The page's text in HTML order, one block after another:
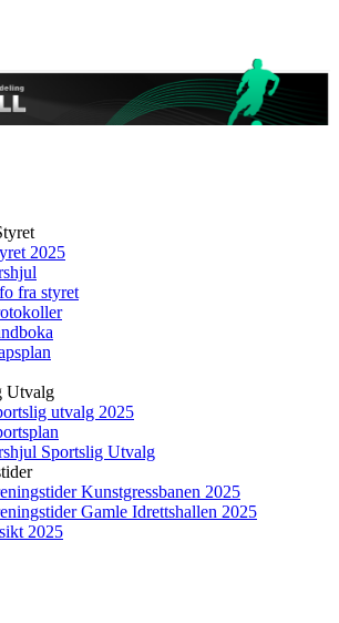
2025
fra styret
Utvalg
utvalg 2025
Sportslig Utvalg
Kunstgressbanen 2025
Gamle Idrettshallen 2025
2025